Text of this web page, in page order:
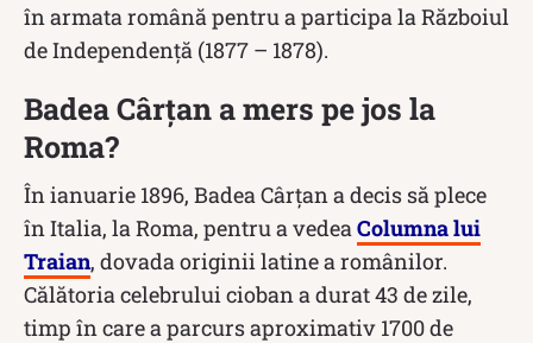
în armata română pentru a participa la Războiul
de Independență (1877 – 1878).
Badea Cârțan a mers pe jos la
Roma?
În ianuarie 1896, Badea Cârțan a decis să plece
în Italia, la Roma, pentru a vedea Columna lui
Traian, dovada originii latine a românilor.
Călătoria celebrului cioban a durat 43 de zile,
timp în care a parcurs aproximativ 1700 de